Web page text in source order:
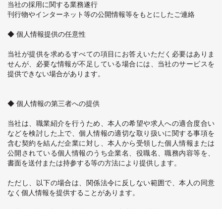
当社の採用に関する業務遂行
刊行物やインターネット等の公開情報等をもとにしたご連絡
◆ 個人情報提供の任意性
当社が提供を求めるすべての項目にお答えいただく必要はありま
せんが、必要な情報が不足している場合には、当社のサービスを
提供できない場合があります。
◆ 個人情報の第三者への提供
当社は、職業紹介を行うため、本人の希望や求人への適合度合い
などを検討した上で、個人情報の適切な取り扱いに関する事項を
含む契約を結んだ企業に対し、本人から受領した個人情報または
公開されている個人情報のうち企業名、役職名、職務内容等を、
書面を送付または持参する等の方法により提供します。
ただし、以下の場合は、関係法令に反しない範囲で、本人の同意
なく個人情報を提供することがあります。